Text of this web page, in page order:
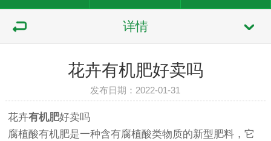
详情
花卉有机肥好卖吗
发布日期：2022-01-31
花卉有机肥好卖吗
腐植酸有机肥是一种含有腐植酸类物质的新型肥料，它